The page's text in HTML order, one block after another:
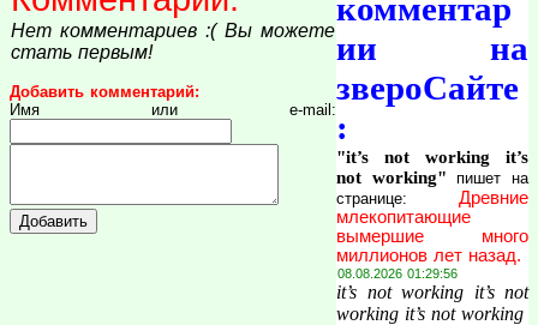
Нет комментариев :( Вы можете
стать первым!
Добавить комментарий:
Имя или e-mail:
комментар
ии на
звероСайте
:
"it’s not working it’s
not working" пишет на
странице: Древние
млекопитающие
вымершие много
миллионов лет назад.
08.08.2026 01:29:56
it’s not working it’s not
working it’s not working